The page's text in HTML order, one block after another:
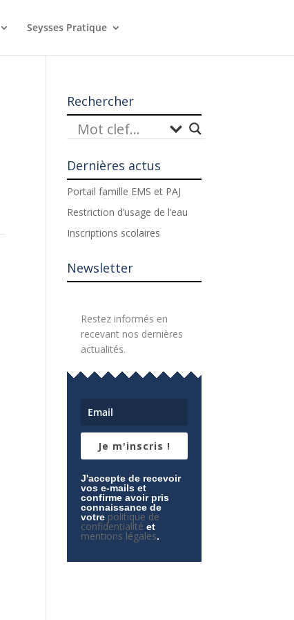
Seysses Pratique
Rechercher
Dernières actus
Portail famille EMS et PAJ
Restriction d’usage de l’eau
Inscriptions scolaires
Newsletter
Restez informés en
recevant nos dernières
actualités.
Je m'inscris !
J'accepte de recevoir
vos e-mails et
confirme avoir pris
connaissance de
votre politique de
confidentialité et
mentions légales.